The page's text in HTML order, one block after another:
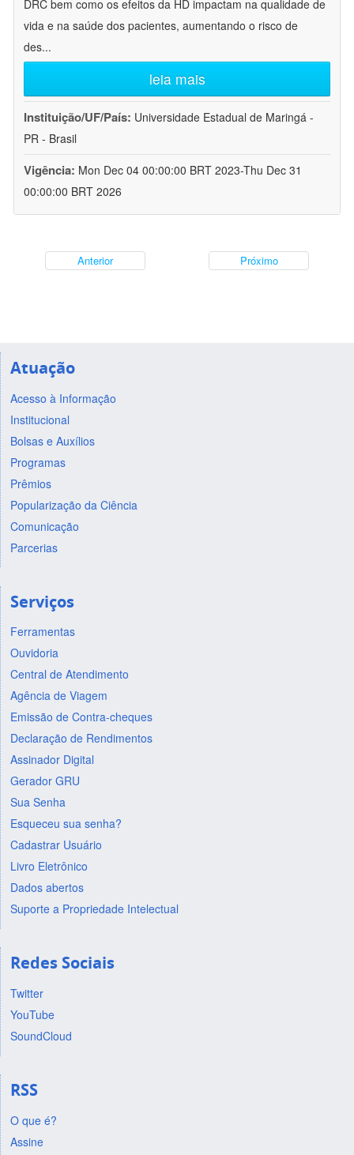
DRC bem como os efeitos da HD impactam na qualidade de
vida e na saúde dos pacientes, aumentando o risco de
des...
leia mais
Instituição/UF/País: Universidade Estadual de Maringá -
PR - Brasil
Vigência: Mon Dec 04 00:00:00 BRT 2023-Thu Dec 31
00:00:00 BRT 2026
Anterior Próximo
Atuação
Acesso à Informação
Institucional
Bolsas e Auxílios
Programas
Prêmios
Popularização da Ciência
Comunicação
Parcerias
Serviços
Ferramentas
Ouvidoria
Central de Atendimento
Agência de Viagem
Emissão de Contra-cheques
Declaração de Rendimentos
Assinador Digital
Gerador GRU
Sua Senha
Esqueceu sua senha?
Cadastrar Usuário
Livro Eletrônico
Dados abertos
Suporte a Propriedade Intelectual
Redes Sociais
Twitter
YouTube
SoundCloud
RSS
O que é?
Assine